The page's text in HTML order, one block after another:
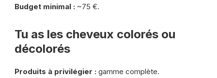
Budget minimal : ~75 €.
Tu as les cheveux colorés ou
décolorés
Produits à privilégier : gamme complète.